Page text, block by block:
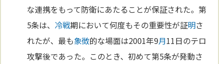
な連携をもって防衛にあたることが保証された。第
5条は、冷戦期において何度もその重要性が証明さ
れたが、最も象徴的な場面は2001年9月11日のテロ
攻撃後であった。このとき、初めて第5条が発動さ